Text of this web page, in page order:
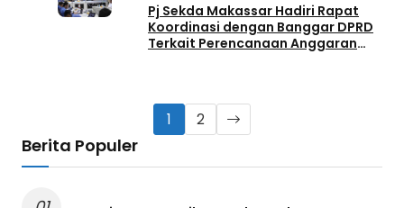
Pj Sekda Makassar Hadiri Rapat
Koordinasi dengan Banggar DPRD
Terkait Perencanaan Anggaran
1 2
Berita Populer